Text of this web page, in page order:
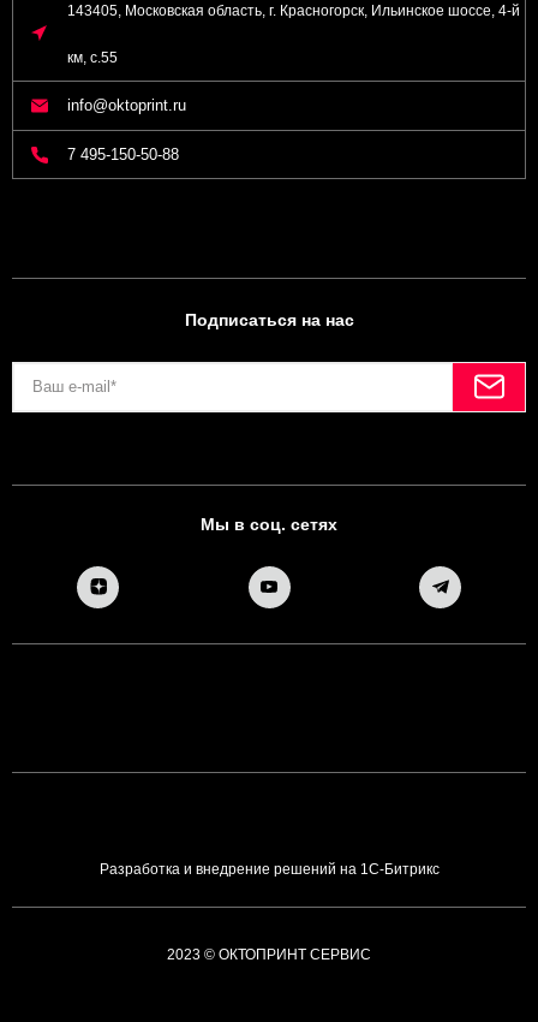
143405, Московская область, г. Красногорск, Ильинское шоссе, 4-й
км, с.55
info@oktoprint.ru
7 495-150-50-88
Подписаться на нас
Мы в соц. сетях
Разработка и внедрение решений на 1С-Битрикс
2023 © ОКТОПРИНТ СЕРВИС